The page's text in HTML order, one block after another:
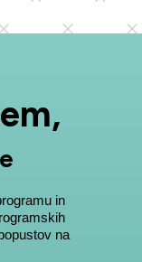
in
na